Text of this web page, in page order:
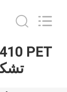
المنزل
PRODUCTS
MANUFACTORY
Reserved.